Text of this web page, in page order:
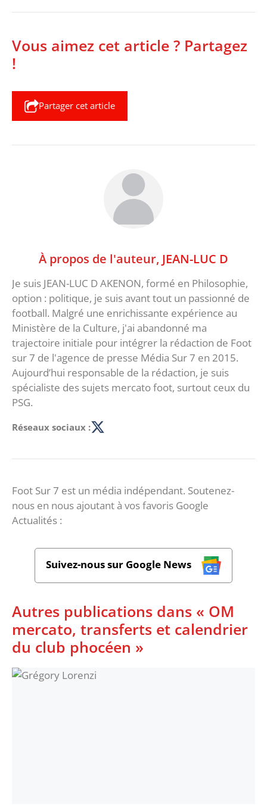
Vous aimez cet article ? Partagez
!
Partager cet article
À propos de l'auteur, JEAN-LUC D
Je suis JEAN-LUC D AKENON, formé en Philosophie,
option : politique, je suis avant tout un passionné de
football. Malgré une enrichissante expérience au
Ministère de la Culture, j'ai abandonné ma
trajectoire initiale pour intégrer la rédaction de Foot
sur 7 de l'agence de presse Média Sur 7 en 2015.
Aujourd’hui responsable de la rédaction, je suis
spécialiste des sujets mercato foot, surtout ceux du
PSG.
Réseaux sociaux :
Foot Sur 7 est un média indépendant. Soutenez-
nous en nous ajoutant à vos favoris Google
Actualités :
Suivez-nous sur Google News
Autres publications dans « OM
mercato, transferts et calendrier
du club phocéen »